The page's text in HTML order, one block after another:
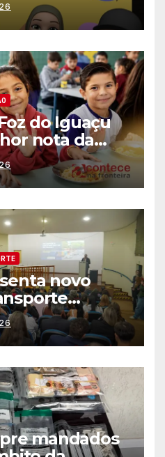
do Iguaçu
nota da
novo
para um
e
mandados